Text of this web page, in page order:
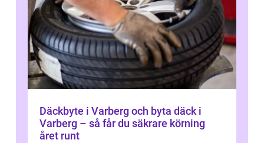
Däckbyte i Varberg och byta däck i
Varberg – så får du säkrare körning
året runt